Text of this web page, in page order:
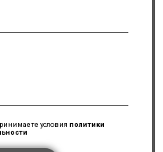
условия политики